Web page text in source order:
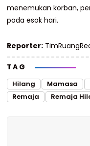
menemukan korban,
pada esok hari.
Reporter:
TAG
Hilang Mamasa
Remaja
Remaja